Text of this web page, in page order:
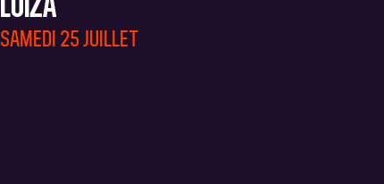
LUIZA
SAMEDI 25 JUILLET